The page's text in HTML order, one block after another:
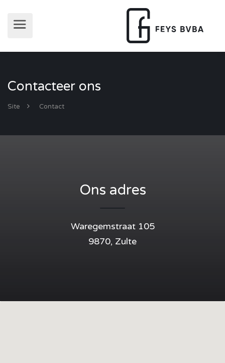
Contacteer ons
Site Contact
Ons adres
Waregemstraat 105
9870, Zulte